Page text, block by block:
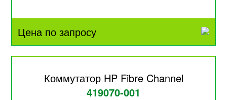
Цена по запросу
Коммутатор HP Fibre Channel
419070-001